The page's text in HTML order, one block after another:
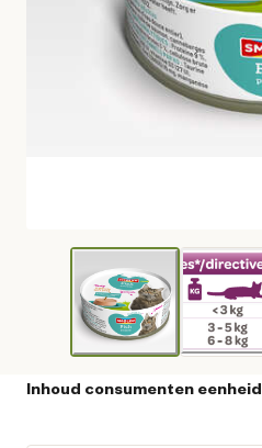
Inhoud consumenten eenheid